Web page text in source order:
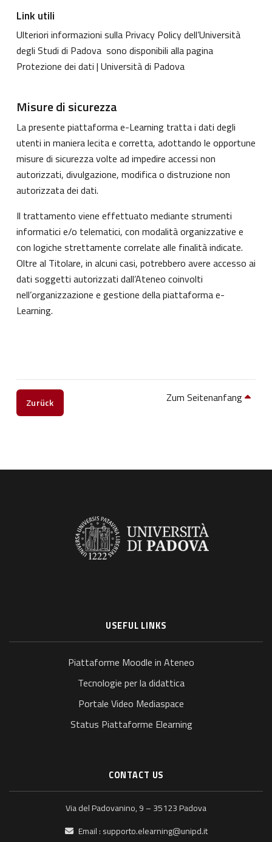
Link utili
Ulteriori informazioni sulla Privacy Policy dell’Università
degli Studi di Padova sono disponibili alla pagina
Protezione dei dati | Università di Padova
Misure di sicurezza
La presente piattaforma e-Learning tratta i dati degli
utenti in maniera lecita e corretta, adottando le opportune
misure di sicurezza volte ad impedire accessi non
autorizzati, divulgazione, modifica o distruzione non
autorizzata dei dati.
Il trattamento viene effettuato mediante strumenti
informatici e/o telematici, con modalità organizzative e
con logiche strettamente correlate alle finalità indicate.
Oltre al Titolare, in alcuni casi, potrebbero avere accesso ai
dati soggetti autorizzati dall’Ateneo coinvolti
nell’organizzazione e gestione della piattaforma e-
Learning.
Zurück Zum Seitenanfang
USEFUL LINKS
Piattaforme Moodle in Ateneo
Tecnologie per la didattica
Portale Video Mediaspace
Status Piattaforme Elearning
CONTACT US
Via del Padovanino, 9 – 35123 Padova
Email : supporto.elearning@unipd.it